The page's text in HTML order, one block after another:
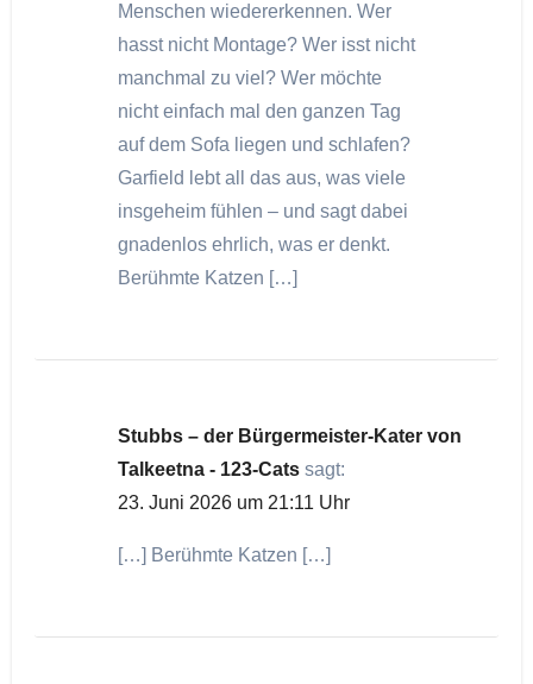
Menschen wiedererkennen. Wer
hasst nicht Montage? Wer isst nicht
manchmal zu viel? Wer möchte
nicht einfach mal den ganzen Tag
auf dem Sofa liegen und schlafen?
Garfield lebt all das aus, was viele
insgeheim fühlen – und sagt dabei
gnadenlos ehrlich, was er denkt.
Berühmte Katzen […]
Stubbs – der Bürgermeister-Kater von
Talkeetna - 123-Cats sagt:
23. Juni 2026 um 21:11 Uhr
[…] Berühmte Katzen […]